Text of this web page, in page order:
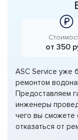
от 350
ASC Service уже
ремонтом
Предоставляем
инженеры
чего вы сможете
отказаться от